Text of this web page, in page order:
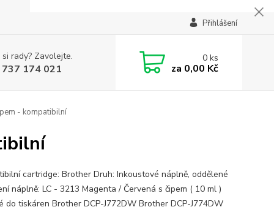
Přihlášení
rady? Zavolejte.
174 021
0ks
za 0,00 Kč
- kompatibilní
cartridge: Brother Druh: Inkoustové náplně, oddělené
náplně: LC - 3213 Magenta / Červená s čipem ( 10 ml )
do tiskáren Brother DCP-J772DW Brother DCP-J774DW